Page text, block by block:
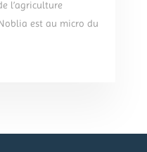
l’agriculture
est au micro du